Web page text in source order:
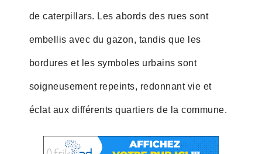
de caterpillars. Les abords des rues sont
embellis avec du gazon, tandis que les
bordures et les symboles urbains sont
soigneusement repeints, redonnant vie et
éclat aux différents quartiers de la commune.